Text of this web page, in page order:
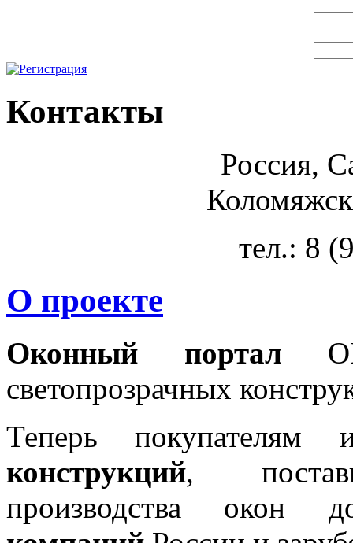
Контакты
Россия,
тел.: 8
О проекте
Оконный портал
светопрозрачных
Теперь покупателям
конструкций,
производства окон